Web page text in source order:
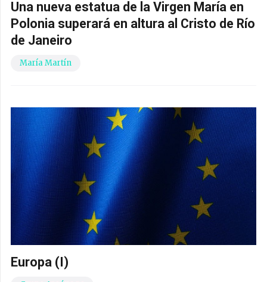
Una nueva estatua de la Virgen María en
Polonia superará en altura al Cristo de Río
de Janeiro
María Martín
Europa (I)